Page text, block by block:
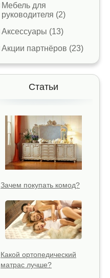
Мебель для
руководителя (2)
Аксессуары (13)
Акции партнёров (23)
Статьи
Зачем покупать комод?
Какой ортопедический
матрас лучше?